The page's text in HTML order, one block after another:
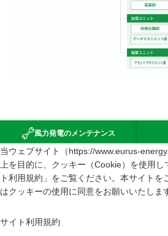
当ウェブサイト（https://www.eurus-
上を目的に、クッキー（Cookie）を使用
ト利用規約」をご覧ください。本サイトを
はクッキーの使用に同意をお願いいたしま
サイト利用規約
風力発電のメンテナンス
（新規ウインドウで開き
環境影響評価
サイトマップ
サイト利用規約